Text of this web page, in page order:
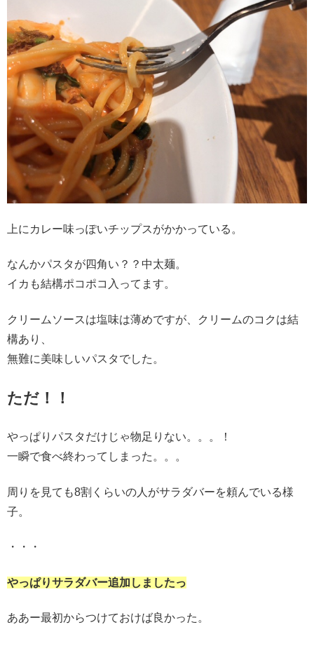
上にカレー味っぽいチップスがかかっている。
なんかパスタが四角い？？中太麺。
イカも結構ポコポコ入ってます。
クリームソースは塩味は薄めですが、クリームのコクは結
構あり、
無難に美味しいパスタでした。
ただ！！
やっぱりパスタだけじゃ物足りない。。。！
一瞬で食べ終わってしまった。。。
周りを見ても8割くらいの人がサラダバーを頼んでいる様
子。
・・・
やっぱりサラダバー追加しましたっ
ああー最初からつけておけば良かった。